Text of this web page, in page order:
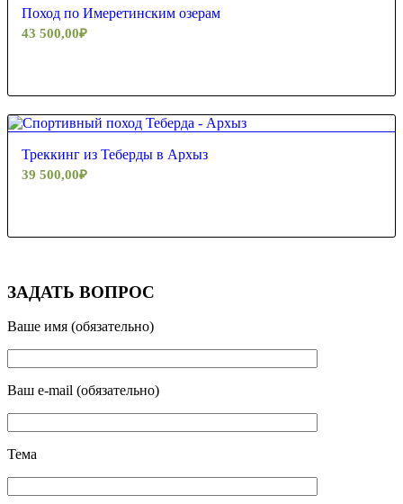
Поход по Имеретинским озерам
43 500,00₽
Треккинг из Теберды в Архыз
39 500,00₽
ЗАДАТЬ ВОПРОС
Ваше имя (обязательно)
Ваш e-mail (обязательно)
Тема